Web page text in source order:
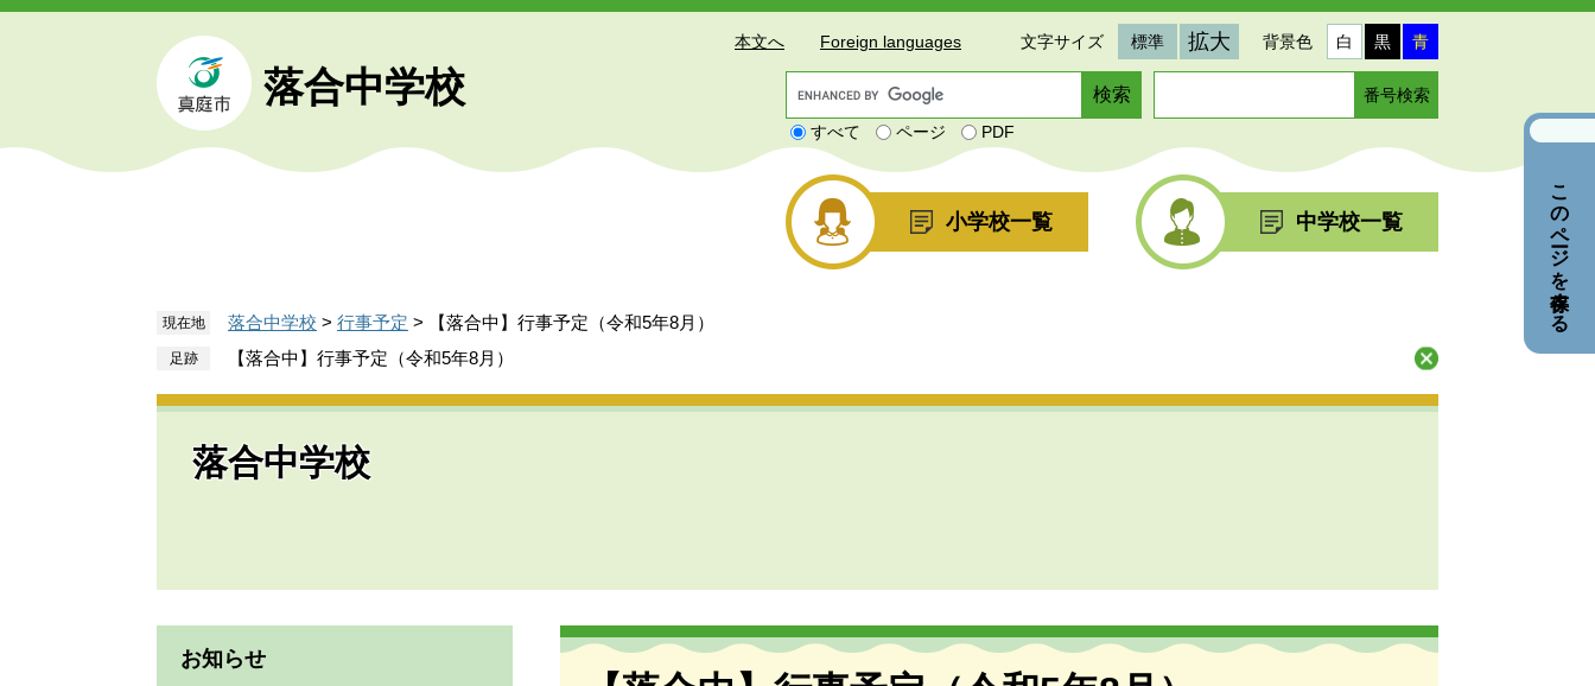
ペ
メ
落合中学校
本文へ Foreign languages 文字サイズ 標準 拡大 背景色 白 黒 青
o
e
カ
ス
すべて ページ PDF
番
号
入
力
小学校一覧 中学校一覧
現在地 落合中学校 > 行事予定 >
【落合中】行事予定（令和5年8月）
【落合中】行事予定（令和5年8月）
落合中学校
本
お知らせ
このページを保存する